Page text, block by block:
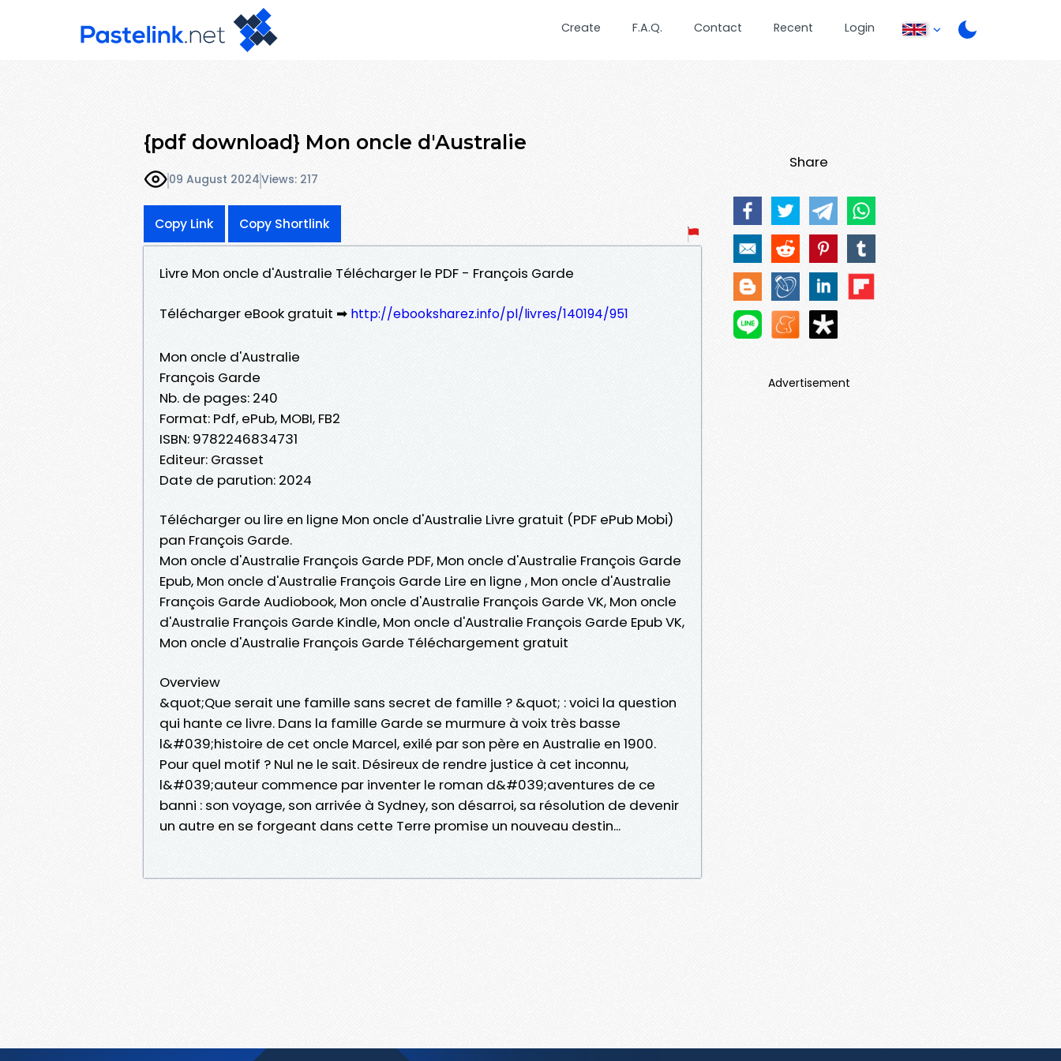
Create F.A.Q. Contact Recent Login
{pdf download} Mon oncle d'Australie
09 August 2024Views: 217
Copy Link Copy Shortlink
Livre Mon oncle d'Australie Télécharger le PDF - François Garde
Télécharger eBook gratuit ➡ http://ebooksharez.info/pl/livres/140194/951
Mon oncle d'Australie
François Garde
Nb. de pages: 240
Format: Pdf, ePub, MOBI, FB2
ISBN: 9782246834731
Editeur: Grasset
Date de parution: 2024
Télécharger ou lire en ligne Mon oncle d'Australie Livre gratuit (PDF ePub Mobi)
pan François Garde.
Mon oncle d'Australie François Garde PDF, Mon oncle d'Australie François Garde
Epub, Mon oncle d'Australie François Garde Lire en ligne , Mon oncle d'Australie
François Garde Audiobook, Mon oncle d'Australie François Garde VK, Mon oncle
d'Australie François Garde Kindle, Mon oncle d'Australie François Garde Epub VK,
Mon oncle d'Australie François Garde Téléchargement gratuit
Overview
&quot;Que serait une famille sans secret de famille ? &quot; : voici la question
qui hante ce livre. Dans la famille Garde se murmure à voix très basse
l&#039;histoire de cet oncle Marcel, exilé par son père en Australie en 1900.
Pour quel motif ? Nul ne le sait. Désireux de rendre justice à cet inconnu,
l&#039;auteur commence par inventer le roman d&#039;aventures de ce
banni : son voyage, son arrivée à Sydney, son désarroi, sa résolution de devenir
un autre en se forgeant dans cette Terre promise un nouveau destin...
Share
Advertisement